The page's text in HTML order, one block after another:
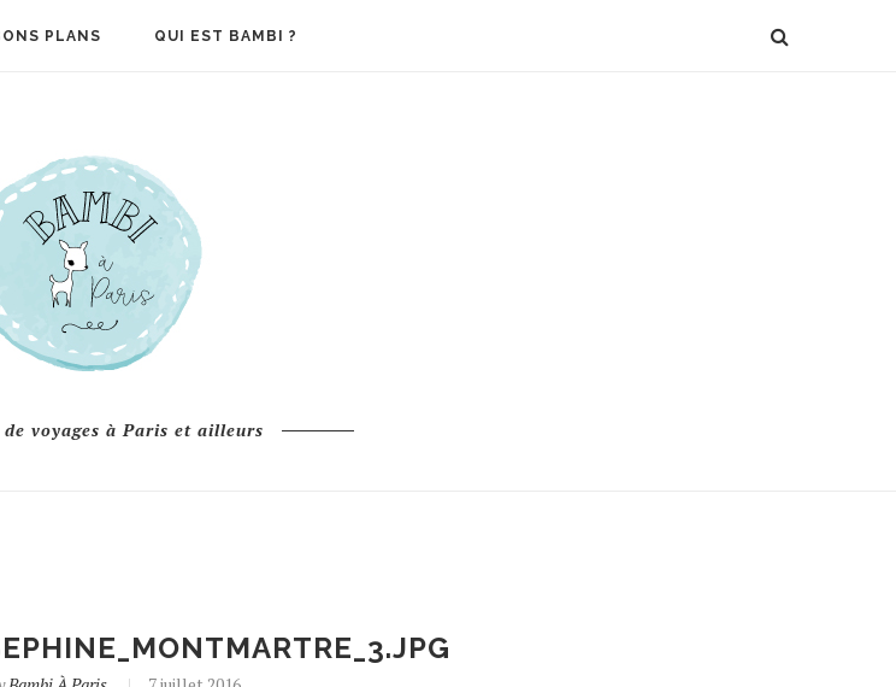
PLANS QUI EST BAMBI ?
voyages à Paris et ailleurs